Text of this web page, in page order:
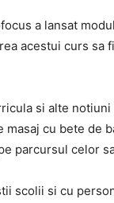
a lansat
acestui curs sa
si alte
cu bete de
parcursul celor
scolii si cu